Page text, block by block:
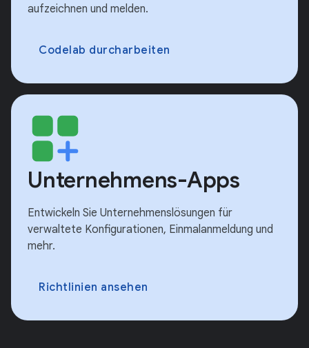
aufzeichnen und melden.
Codelab durcharbeiten
Unternehmens-Apps
Entwickeln Sie Unternehmenslösungen für
verwaltete Konfigurationen, Einmalanmeldung und
mehr.
Richtlinien ansehen